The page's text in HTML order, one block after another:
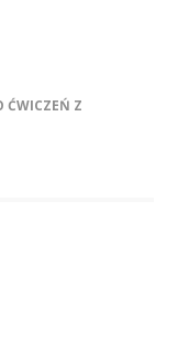
ĆWICZEŃ Z